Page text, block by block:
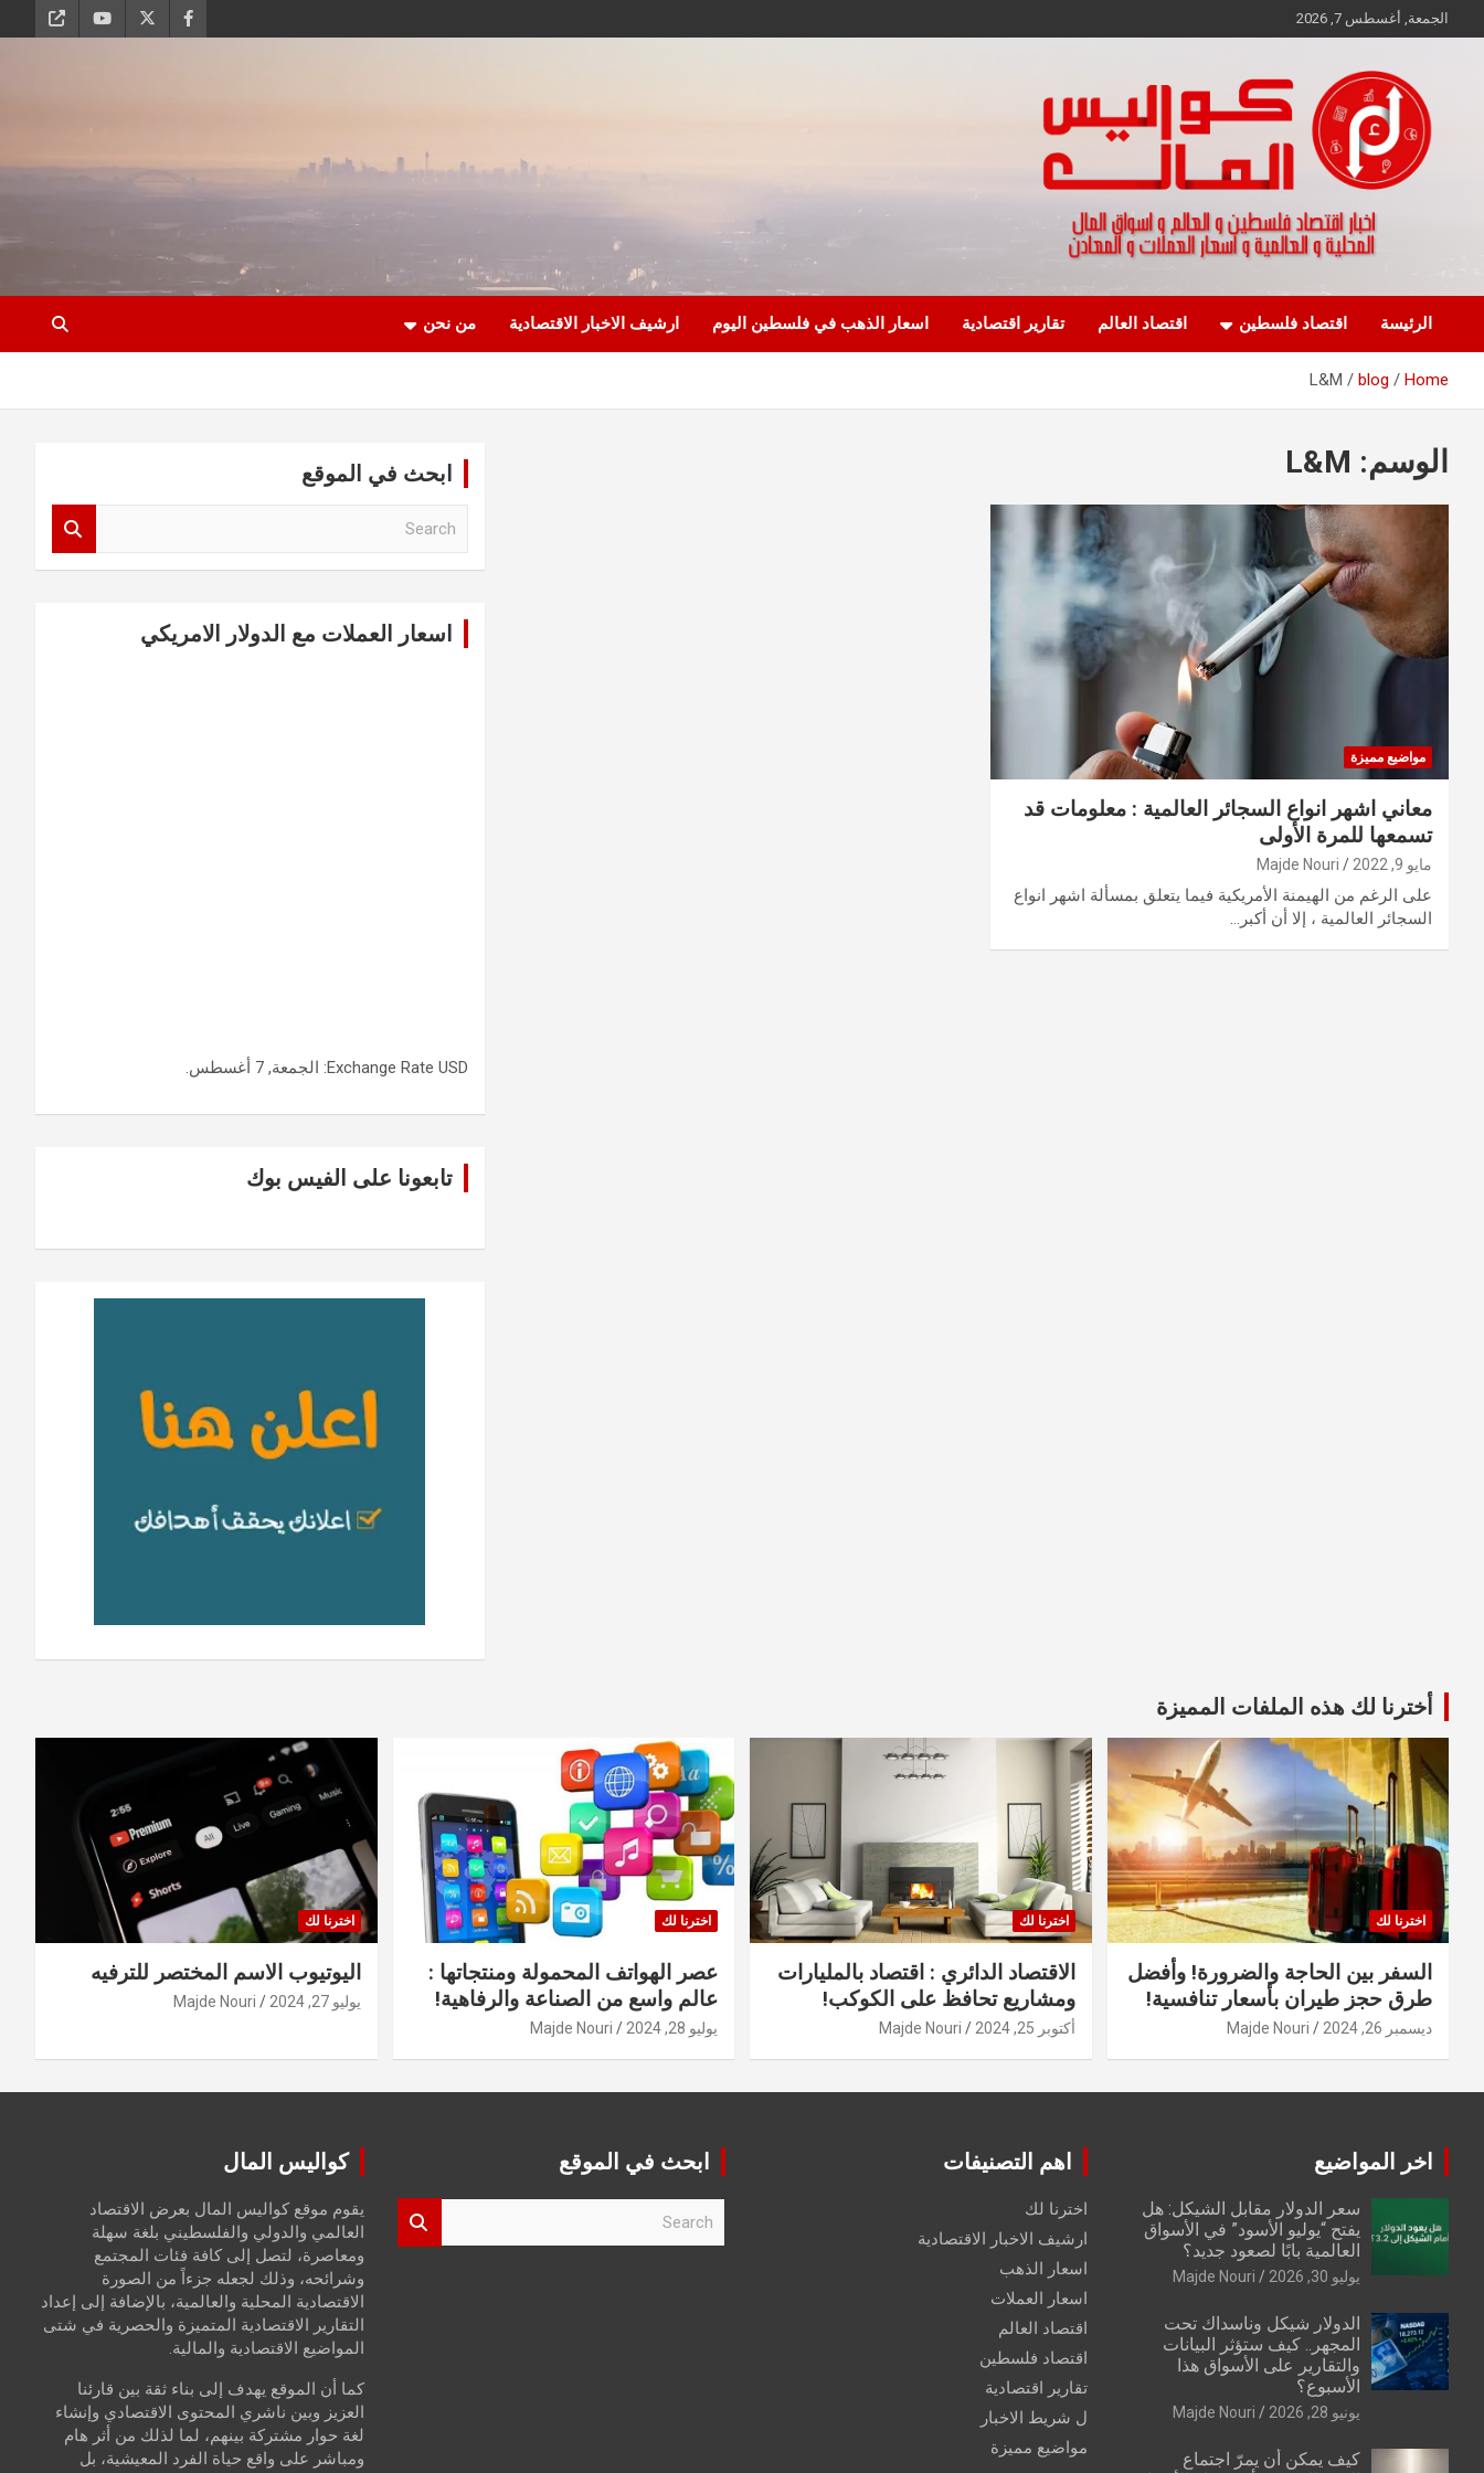
to
الجمعة, أغسطس 7, 2026
كواليس المال
الرئيسة اقتصاد فلسطين اقتصاد العالم تقارير اقتصادية اسعار الذهب في فلسطين اليوم ارشيف الاخبار الاقتصادية من نحن
Home
blog
L&M
الوسم: L&M
مواضيع مميزة
معاني اشهر انواع السجائر العالمية : معلومات قد
تسمعها للمرة الأولى
مايو 9, 2022 Majde Nouri
على الرغم من الهيمنة الأمريكية فيما يتعلق بمسألة اشهر انواع
السجائر العالمية ، إلا أن أكبر…
ابحث في الموقع
اسعار العملات مع الدولار الامريكي
Exchange Rate USD : الجمعة, 7 أغسطس.
تابعونا على الفيس بوك
أخترنا لك هذه الملفات المميزة
اخترنا لك
السفر بين الحاجة والضرورة! وأفضل
طرق حجز طيران بأسعار تنافسية!
ديسمبر 26, 2024 Majde Nouri
اخترنا لك
الاقتصاد الدائري : اقتصاد بالمليارات
ومشاريع تحافظ على الكوكب!
أكتوبر 25, 2024 Majde Nouri
اخترنا لك
عصر الهواتف المحمولة ومنتجاتها :
عالم واسع من الصناعة والرفاهية!
يوليو 28, 2024 Majde Nouri
اخترنا لك
اليوتيوب الاسم المختصر للترفيه
يوليو 27, 2024 Majde Nouri
اخر المواضيع
سعر الدولار مقابل الشيكل: هل
يفتح “يوليو الأسود” في الأسواق
العالمية بابًا لصعود جديد؟
يوليو 30, 2026 Majde Nouri
الدولار شيكل وناسداك تحت
المجهر.. كيف ستؤثر البيانات
والتقارير على الأسواق هذا
الأسبوع؟
يونيو 28, 2026 Majde Nouri
كيف يمكن أن يمرّ اجتماع
اهم التصنيفات
اخترنا لك
ارشيف الاخبار الاقتصادية
اسعار الذهب
اسعار العملات
اقتصاد العالم
اقتصاد فلسطين
تقارير اقتصادية
ل شريط الاخبار
مواضيع مميزة
ابحث في الموقع كواليس المال
يقوم موقع كواليس المال بعرض الاقتصاد
العالمي والدولي والفلسطيني بلغة سهلة
ومعاصرة، لتصل إلى كافة فئات المجتمع
وشرائحه، وذلك لجعله جزءاً من الصورة
الاقتصادية المحلية والعالمية، بالإضافة إلى إعداد
التقارير الاقتصادية المتميزة والحصرية في شتى
المواضيع الاقتصادية والمالية.
كما أن الموقع يهدف إلى بناء ثقة بين قارئنا
العزيز وبين ناشري المحتوى الاقتصادي وإنشاء
لغة حوار مشتركة بينهم، لما لذلك من أثر هام
ومباشر على واقع حياة الفرد المعيشية، بل